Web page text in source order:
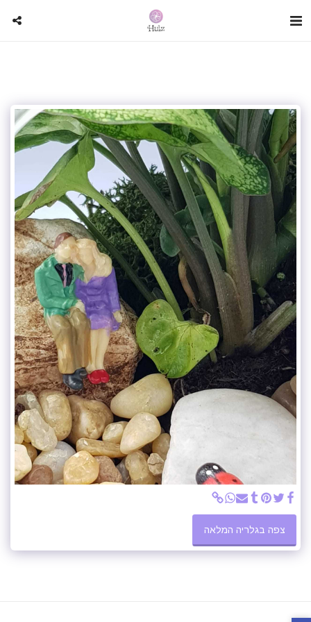
צפה בגלריה המלאה